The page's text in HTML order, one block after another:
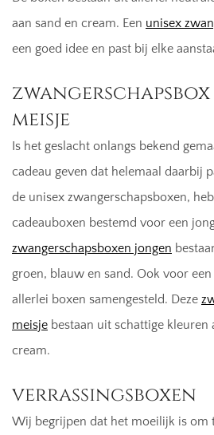
aan sand en cream. Een unisex
een goed idee en past bij elke
meisje
Is het geslacht onlangs bekend
cadeau geven dat helemaal daarbij
de unisex zwangerschapsboxen,
cadeauboxen bestemd voor een
zwangerschapsboxen jongen
groen, blauw en sand. Ook voor
allerlei boxen samengesteld. Deze
meisje bestaan uit schattige kleuren
cream.
verrassingsboxen
Wij begrijpen dat het moeilijk is om